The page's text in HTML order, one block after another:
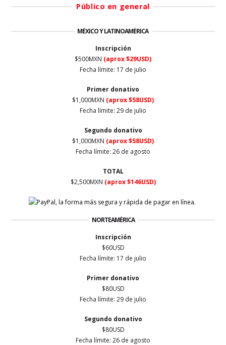
Público en general
MÉXICO Y LATINOAMÉRICA
Inscripción
$500MXN (aprox $29USD)
Fecha límite: 17 de julio
Primer donativo
$1,000MXN (aprox $58USD)
Fecha límite: 29 de julio
Segundo donativo
$1,000MXN (aprox $58USD)
Fecha límite: 26 de agosto
TOTAL
$2,500MXN (aprox $146USD)
NORTEAMÉRICA
Inscripción
$60USD
Fecha límite: 17 de julio
Primer donativo
$80USD
Fecha límite: 29 de julio
Segundo donativo
$80USD
Fecha límite: 26 de agosto